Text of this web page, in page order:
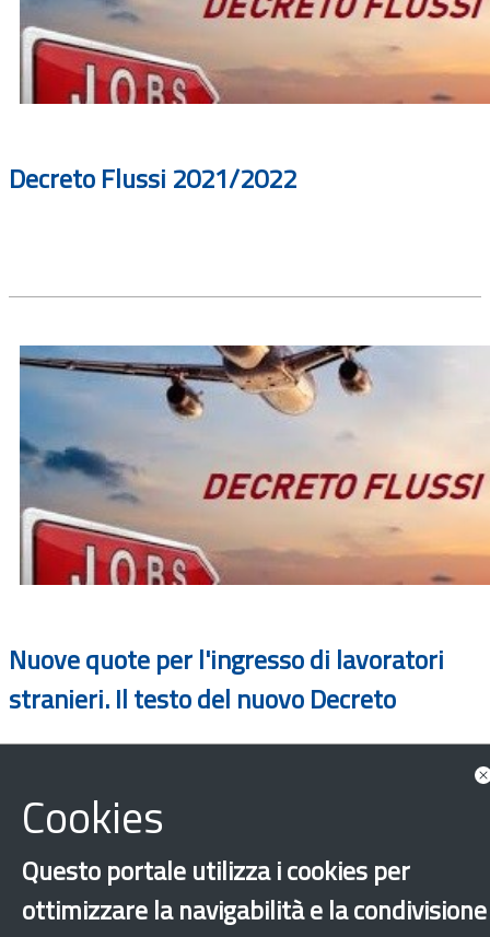
Decreto Flussi 2021/2022
Nuove quote per l'ingresso di lavoratori
stranieri. Il testo del nuovo Decreto
Cookies
Questo portale utilizza i cookies per
ottimizzare la navigabilità e la condivisione